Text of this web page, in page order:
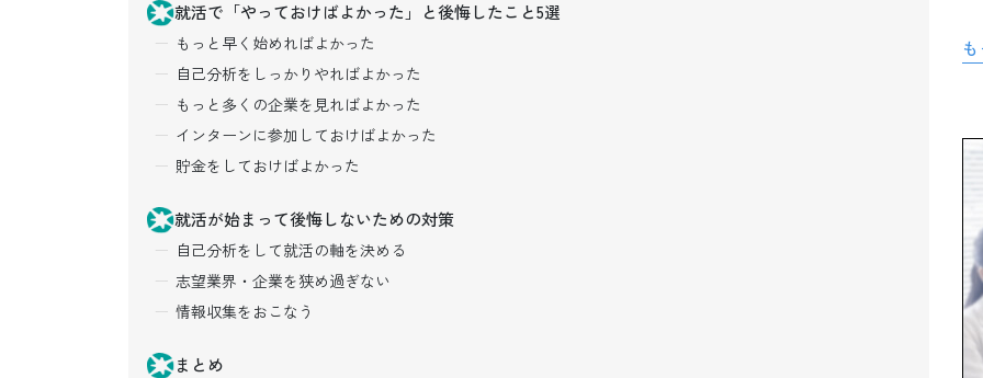
就活で「やっておけばよかった」と後悔したこと5選
もっと早く始めればよかった
自己分析をしっかりやればよかった
もっと多くの企業を見ればよかった
インターンに参加しておけばよかった
貯金をしておけばよかった
就活が始まって後悔しないための対策
自己分析をして就活の軸を決める
志望業界・企業を狭め過ぎない
情報収集をおこなう
まとめ